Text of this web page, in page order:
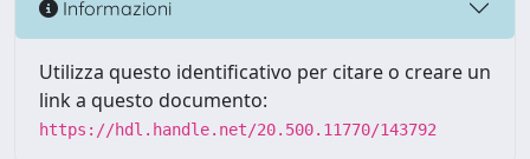
Informazioni
Utilizza questo identificativo per citare o creare un
link a questo documento:
https://hdl.handle.net/20.500.11770/143792